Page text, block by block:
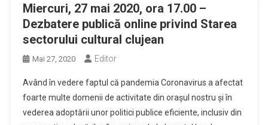
Miercuri, 27 mai 2020, ora 17.00 –
Dezbatere publică online privind Starea
sectorului cultural clujean
Mai 27, 2020 Editor
Având în vedere faptul că pandemia Coronavirus a afectat
foarte multe domenii de activitate din orașul nostru și în
vederea adoptării unor politici publice eficiente, inclusiv din